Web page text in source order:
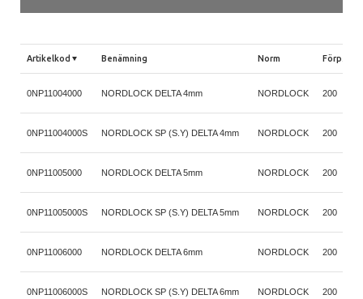
Artikelkod Benämning Norm Förp.
0NP11004000 NORDLOCK DELTA 4mm NORDLOCK 200
0NP11004000S NORDLOCK SP (S.Y) DELTA 4mm NORDLOCK 200
0NP11005000 NORDLOCK DELTA 5mm NORDLOCK 200
0NP11005000S NORDLOCK SP (S.Y) DELTA 5mm NORDLOCK 200
0NP11006000 NORDLOCK DELTA 6mm NORDLOCK 200
0NP11006000S NORDLOCK SP (S.Y) DELTA 6mm NORDLOCK 200